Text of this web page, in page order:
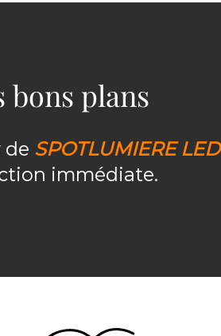
bons plans
de SPOTLUMIERE LED
immédiate.